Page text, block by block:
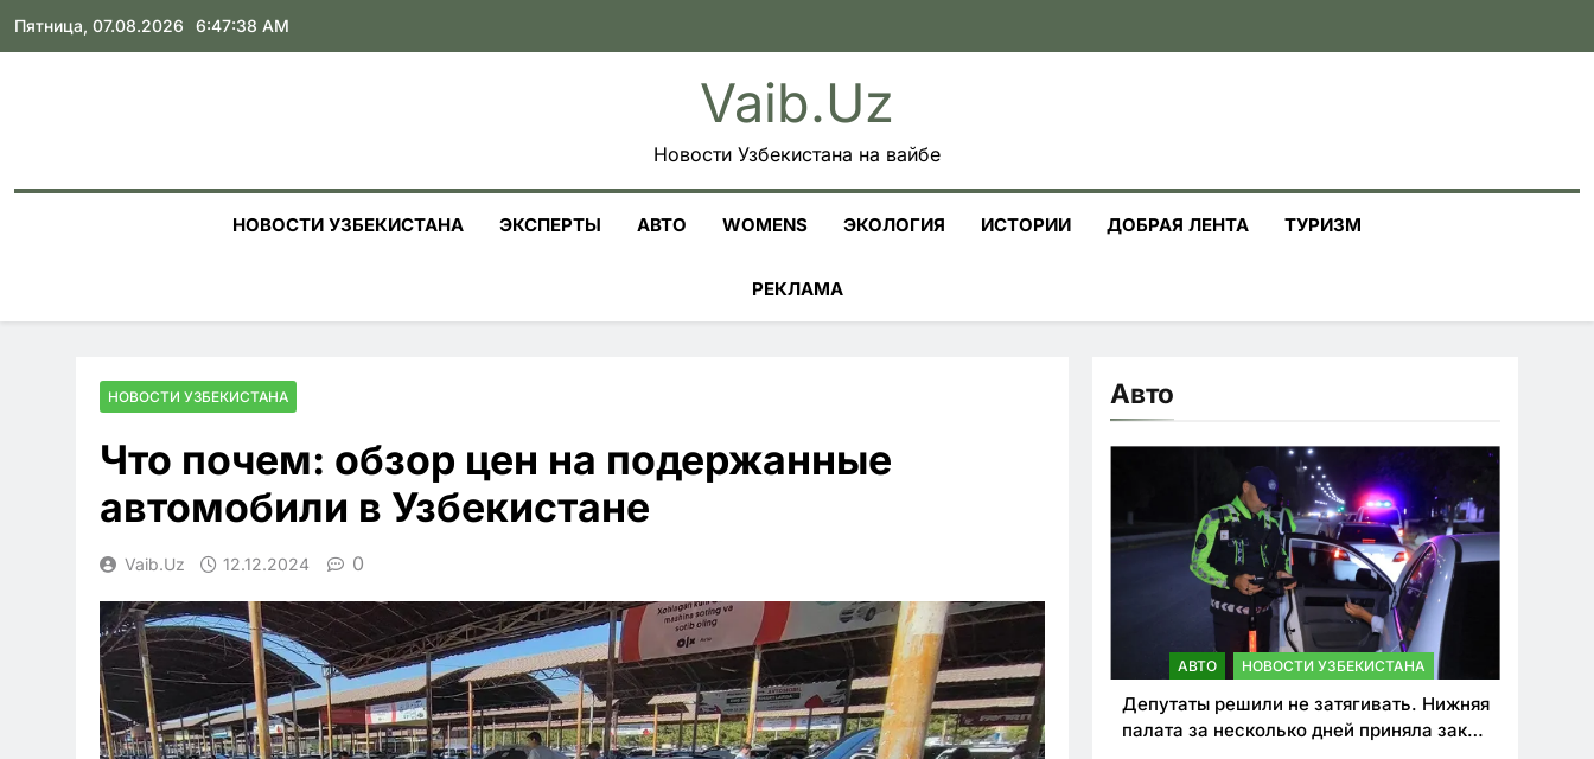
Skip
Пятница, 07.08.2026 6:47:39 AM
Vaib.uz
Новости Узбекистана на вайбе
НОВОСТИ УЗБЕКИСТАНА ЭКСПЕРТЫ АВТО WOMENS ЭКОЛОГИЯ ИСТОРИИ ДОБРАЯ ЛЕНТА ТУРИЗМ
РЕКЛАМА
НОВОСТИ УЗБЕКИСТАНА
Что почем: обзор цен на подержанные
автомобили в Узбекистане
Vaib.uz 12.12.2024 0
Авто
АВТО НОВОСТИ УЗБЕКИСТАНА
Депутаты решили не затягивать. Нижняя
палата за несколько дней приняла закон